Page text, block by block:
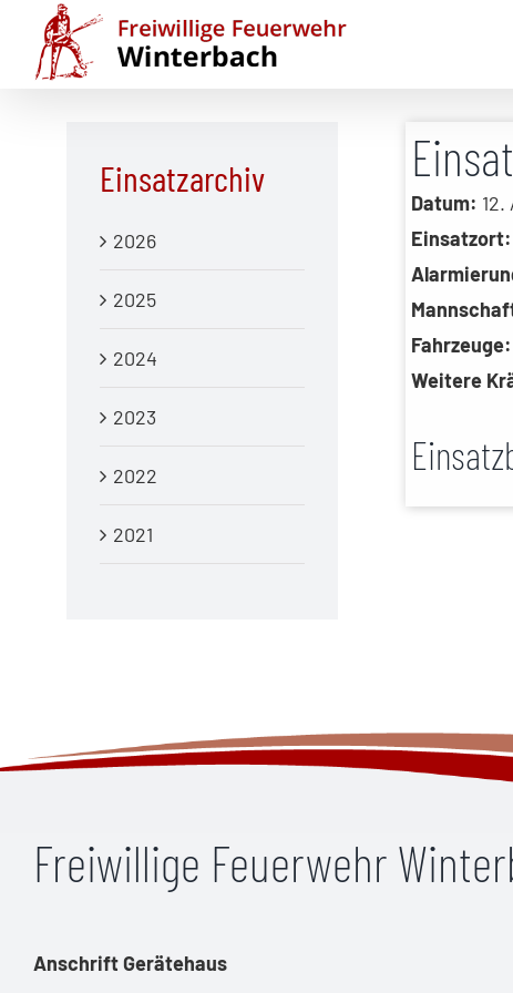
Inhalt
springen
Datum:
Einsatzort:
Fahrzeuge:
Weitere
Einsatzarchiv
2026
2025
2024
2023
2022
2021
Freiwillige Feuerwehr
Anschrift Gerätehaus